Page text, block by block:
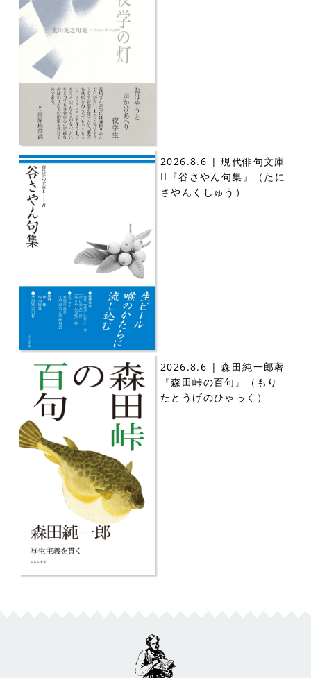
2026.8.6 | 現代俳句文庫
II『谷さやん句集』（たに
さやんくしゅう）
2026.8.6 | 森田純一郎著
『森田峠の百句』（もり
たとうげのひゃっく）